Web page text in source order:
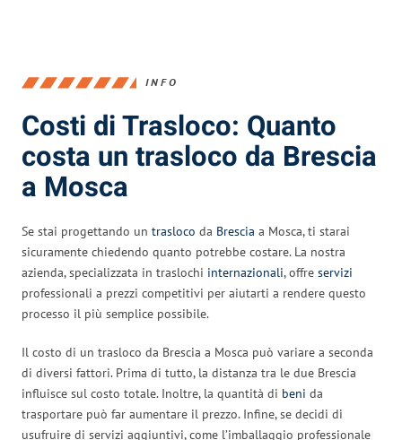
INFO
Costi di Trasloco: Quanto
costa un trasloco da Brescia
a Mosca
Se stai progettando un trasloco da Brescia a Mosca, ti starai
sicuramente chiedendo quanto potrebbe costare. La nostra
azienda, specializzata in traslochi internazionali, offre servizi
professionali a prezzi competitivi per aiutarti a rendere questo
processo il più semplice possibile.
Il costo di un trasloco da Brescia a Mosca può variare a seconda
di diversi fattori. Prima di tutto, la distanza tra le due Brescia
influisce sul costo totale. Inoltre, la quantità di beni da
trasportare può far aumentare il prezzo. Infine, se decidi di
usufruire di servizi aggiuntivi, come l’imballaggio professionale